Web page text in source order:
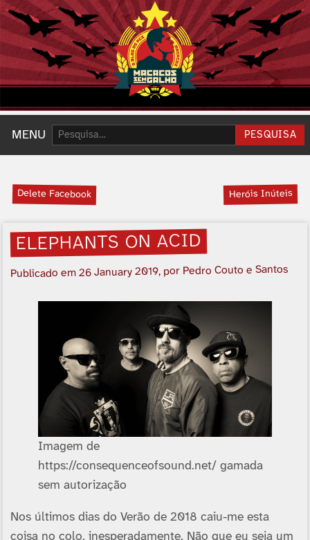
MENU Pesquisar: PESQUISA
Delete Facebook Heróis Inúteis
ELEPHANTS ON ACID
Publicado em26 January 2019, por Pedro Couto e Santos
Imagem de
https://consequenceofsound.net/ gamada
sem autorização
Nos últimos dias do Verão de 2018 caiu-me esta
coisa no colo, inesperadamente. Não que eu seja um